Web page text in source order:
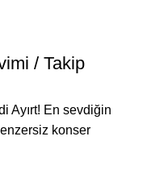
/ Takip
Ayırt! En sevdiğin
konser